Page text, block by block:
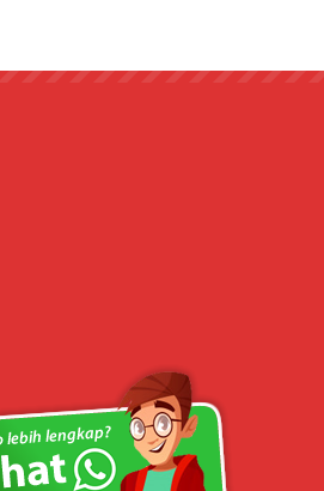
- All rights reserved.